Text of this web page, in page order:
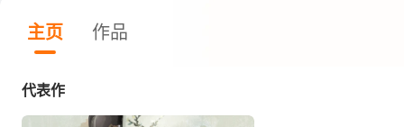
主页 作品
代表作